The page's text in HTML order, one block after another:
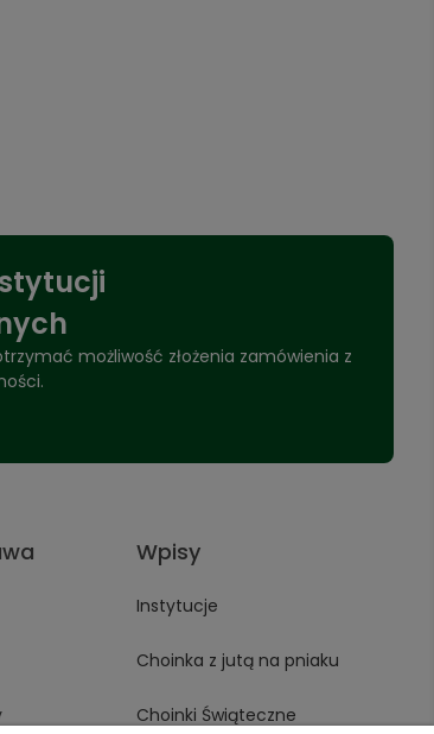
możliwość złożenia zamówienia z
Wpisy
Instytucje
Choinka z jutą na pniaku
Choinki Świąteczne